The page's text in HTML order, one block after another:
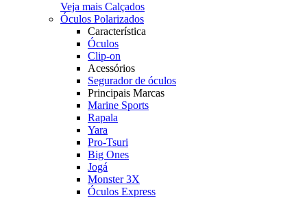
Veja mais Calçados
Óculos Polarizados
Característica
Óculos
Clip-on
Acessórios
Segurador de óculos
Principais Marcas
Marine Sports
Rapala
Yara
Pro-Tsuri
Big Ones
Jogá
Monster 3X
Óculos Express